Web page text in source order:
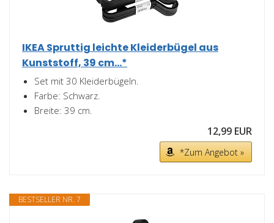
IKEA Spruttig leichte Kleiderbügel aus
Kunststoff, 39 cm...*
Set mit 30 Kleiderbügeln.
Farbe: Schwarz.
Breite: 39 cm.
12,99 EUR
*Zum Angebot »
BESTSELLER NR. 7